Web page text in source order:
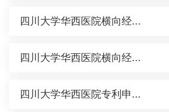
四川大学华西医院横向经...
四川大学华西医院横向经...
四川大学华西医院专利申...